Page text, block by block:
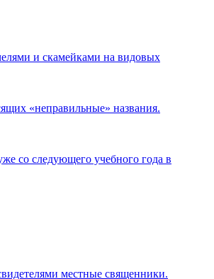
и скамейками на видовых
«неправильные» названия.
со следующего учебного года в
местные священники.